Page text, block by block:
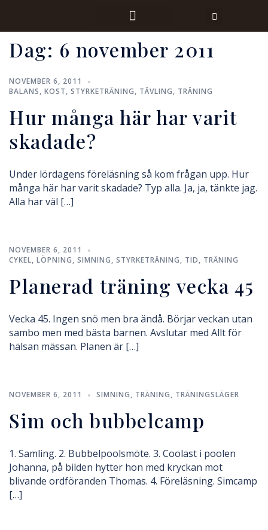
Dag: 6 november 2011
NOVEMBER 6, 2011
BALANS, KOST, STYRKETRÄNING, TÄVLING, TRÄNING
Hur många här har varit
skadade?
Under lördagens föreläsning så kom frågan upp. Hur
många här har varit skadade? Typ alla. Ja, ja, tänkte jag.
Alla har väl […]
NOVEMBER 6, 2011
CYKEL, LÖPNING, SIMNING, STYRKETRÄNING, TID, TRÄNING
Planerad träning vecka 45
Vecka 45. Ingen snö men bra ändå. Börjar veckan utan
sambo men med bästa barnen. Avslutar med Allt för
hälsan mässan. Planen är […]
NOVEMBER 6, 2011 SIMNING, TRÄNING, TRÄNINGSLÄGER
Sim och bubbelcamp
1. Samling. 2. Bubbelpoolsmöte. 3. Coolast i poolen
Johanna, på bilden hytter hon med kryckan mot
blivande ordföranden Thomas. 4. Föreläsning. Simcamp
[…]